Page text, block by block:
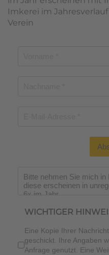
Imkerei im
Verein
Wichtiger Hinweis
WICHTIGER
Eine Kopie Ihrer
geschickt. Ihre Angaben
Anfrage genutzt. Eine